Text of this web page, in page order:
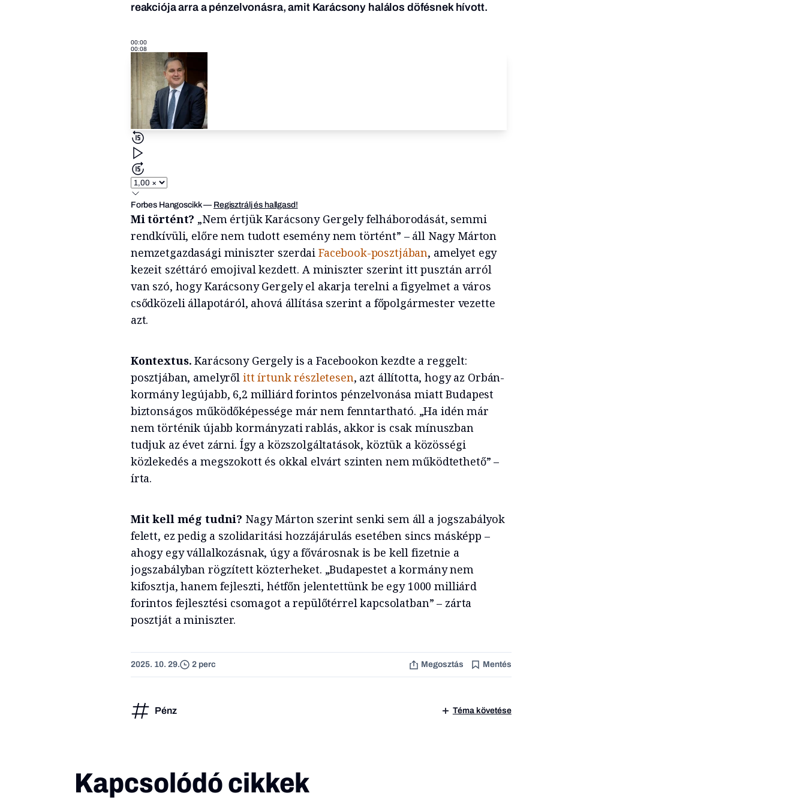
reakciója arra a pénzelvonásra, amit Karácsony halálos döfésnek hívott.
00:00
00:08
Forbes Hangoscikk— Regisztrálj és hallgasd!
Mi történt? „Nem értjük Karácsony Gergely felháborodását, semmi
rendkívüli, előre nem tudott esemény nem történt” – áll Nagy Márton
nemzetgazdasági miniszter szerdai Facebook-posztjában, amelyet egy
kezeit széttáró emojival kezdett. A miniszter szerint itt pusztán arról
van szó, hogy Karácsony Gergely el akarja terelni a figyelmet a város
csődközeli állapotáról, ahová állítása szerint a főpolgármester vezette
azt.
Kontextus. Karácsony Gergely is a Facebookon kezdte a reggelt:
posztjában, amelyről itt írtunk részletesen, azt állította, hogy az Orbán-
kormány legújabb, 6,2 milliárd forintos pénzelvonása miatt Budapest
biztonságos működőképessége már nem fenntartható. „Ha idén már
nem történik újabb kormányzati rablás, akkor is csak mínuszban
tudjuk az évet zárni. Így a közszolgáltatások, köztük a közösségi
közlekedés a megszokott és okkal elvárt szinten nem működtethető” –
írta.
Mit kell még tudni? Nagy Márton szerint senki sem áll a jogszabályok
felett, ez pedig a szolidaritási hozzájárulás esetében sincs másképp –
ahogy egy vállalkozásnak, úgy a fővárosnak is be kell fizetnie a
jogszabályban rögzített közterheket. „Budapestet a kormány nem
kifosztja, hanem fejleszti, hétfőn jelentettünk be egy 1000 milliárd
forintos fejlesztési csomagot a repülőtérrel kapcsolatban” – zárta
posztját a miniszter.
2025. 10. 29. 2 perc Megosztás Mentés
Pénz Téma követése
Kapcsolódó cikkek